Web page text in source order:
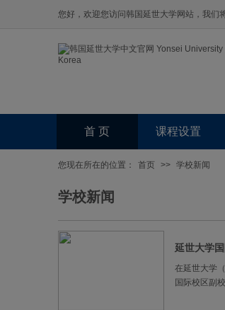
您好，欢迎您访问韩国延世大学网站，我们
首 页 课程设置
您现在所在的位置： 首页 >> 学校新闻
学校新闻
延世大学
在延世大学
国际校区副